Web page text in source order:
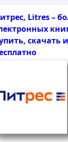
Litres –
скачать